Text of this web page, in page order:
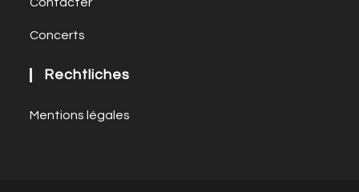
Concerts
Rechtliches
Mentions légales